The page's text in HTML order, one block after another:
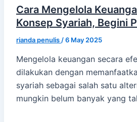
Cara Mengelola
Konsep Syariah, Begini
rianda penulis /6 May 2025
Mengelola keuangan secara
dilakukan dengan
syariah sebagai salah satu
mungkin belum banyak yang